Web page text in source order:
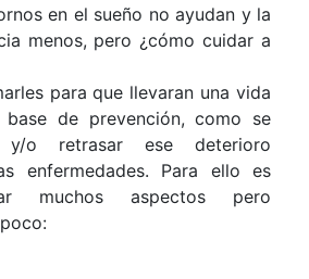
en el sueño no ayudan y la
menos, pero ¿cómo cuidar a
para que llevaran una vida
de prevención, como se
y/o retrasar ese deterioro
enfermedades. Para ello es
muchos aspectos pero